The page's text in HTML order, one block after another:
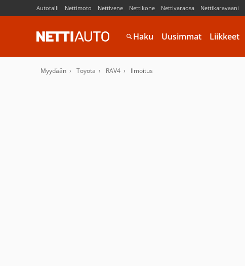
Autotalli Nettimoto Nettivene Nettikone Nettivaraosa Nettikaravaani
Haku Uusimmat Liikkeet
Myydään Toyota RAV4 Ilmoitus